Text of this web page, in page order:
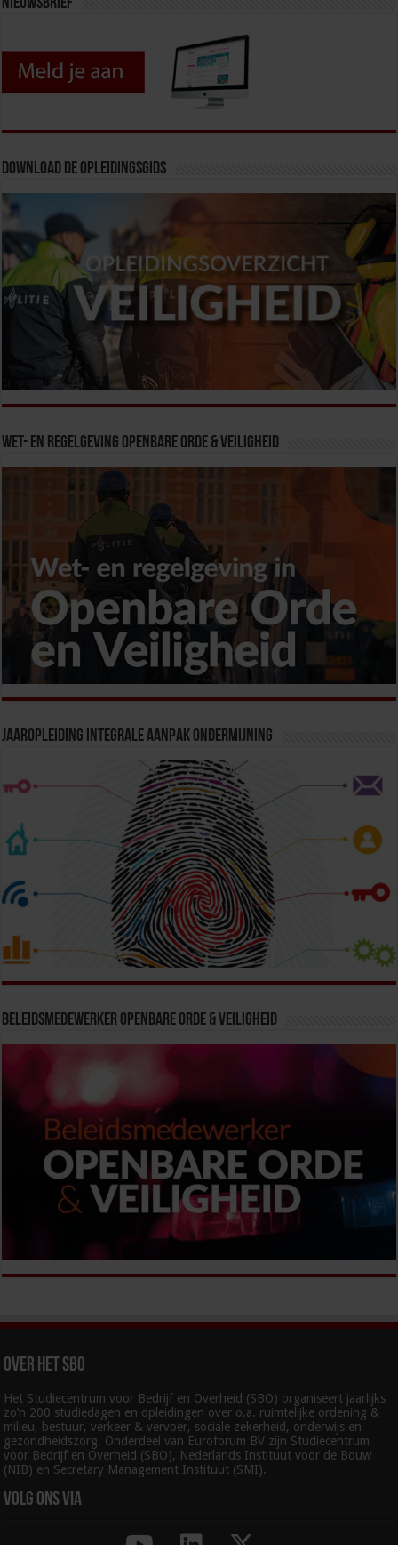
Nieuwsbrief
Download de opleidingsgids
Wet- en Regelgeving Openbare Orde & Veiligheid
Jaaropleiding Integrale Aanpak Ondermijning
Beleidsmedewerker Openbare Orde & Veiligheid
Over het SBO
Het Studiecentrum voor Bedrijf en Overheid (SBO) organiseert jaarlijks
zo’n 200 studiedagen en opleidingen over o.a. ruimtelijke ordening &
milieu, bestuur, verkeer & vervoer, sociale zekerheid, onderwijs en
gezondheidszorg. Onderdeel van Euroforum BV zijn Studiecentrum
voor Bedrijf en Overheid (SBO), Nederlands Instituut voor de Bouw
(NIB) en Secretary Management Instituut (SMI).
Volg ons via